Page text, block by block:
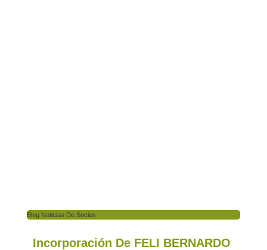
Blog Noticias De Socios
Incorporación De FELI BERNARDO